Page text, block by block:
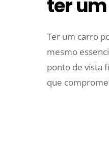
ter
Ter um carro
mesmo
ponto de vista
que